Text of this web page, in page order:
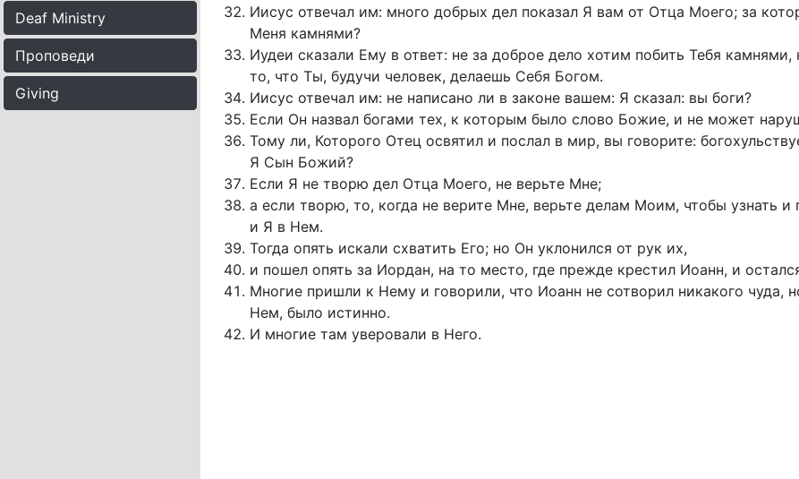
Deaf Ministry
Проповеди
Giving
Иисус отвечал им: много добрых дел показал Я вам от Отца Моего; за
Меня камнями?
Иудеи сказали Ему в ответ: не за доброе дело хотим побить Тебя камнями,
то, что Ты, будучи человек, делаешь Себя Богом.
Иисус отвечал им: не написано ли в законе вашем: Я сказал: вы боги?
Если Он назвал богами тех, к которым было слово Божие, и не может
Тому ли, Которого Отец освятил и послал в мир, вы говорите:
Я Сын Божий?
Если Я не творю дел Отца Моего, не верьте Мне;
а если творю, то, когда не верите Мне, верьте делам Моим, чтобы узнать
и Я в Нем.
Тогда опять искали схватить Его; но Он уклонился от рук их,
и пошел опять за Иордан, на то место, где прежде крестил Иоанн, и
Многие пришли к Нему и говорили, что Иоанн не сотворил никакого чуда,
Нем, было истинно.
И многие там уверовали в Него.